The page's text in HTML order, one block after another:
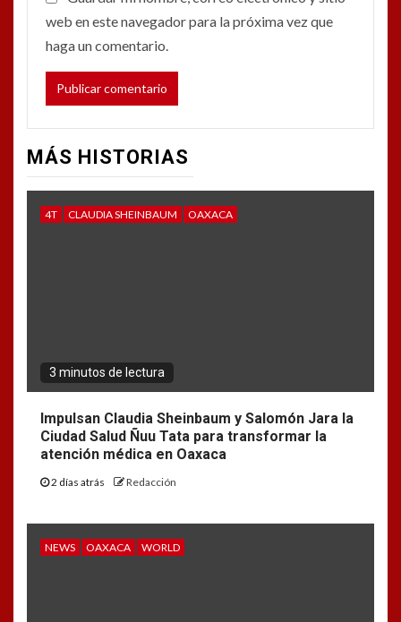
web en este navegador para la próxima vez que
haga un comentario.
MÁS HISTORIAS
4T CLAUDIA SHEINBAUM OAXACA
3 minutos de lectura
Impulsan Claudia Sheinbaum y Salomón Jara la
Ciudad Salud Ñuu Tata para transformar la
atención médica en Oaxaca
2 días atrás Redacción
NEWS OAXACA WORLD